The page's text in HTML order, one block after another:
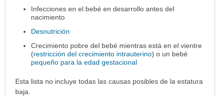
Infecciones en el bebé en desarrollo antes del
nacimiento
Desnutrición
Crecimiento pobre del bebé mientras está en el vientre
(restricción del crecimiento intrauterino) o un bebé
pequeño para la edad gestacional
Esta lista no incluye todas las causas posibles de la estatura
baja.